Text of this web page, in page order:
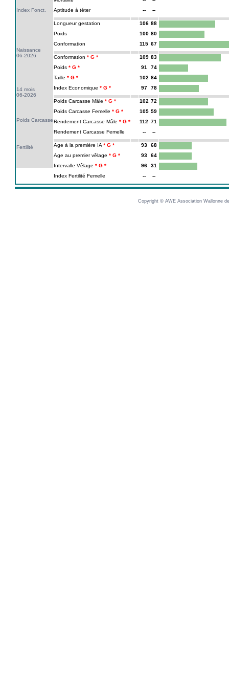
Index Fonct.
Naissance
06-2026
14 mois
06-2026
Poids Carcasse
Fertilité
Aptitude à téter
-- --
Longueur gestation 106 88
Poids
100 80
Conformation
115 67
Conformation 109 83
Poids
91
74
Taille
102 84
Index Economique
97 78
Poids Carcasse Mâle 102 72
Poids Carcasse Femelle
105 59
Rendement Carcasse Mâle
112 71
Rendement Carcasse Femelle
-- --
Age à la première IA 93
68
Age au premier vêlage
93
64
Intervalle Vêlage
96
31
Index Fertilité Femelle
-- --
Copyright © AWE Association Wallonne